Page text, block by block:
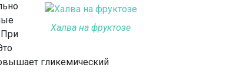
Халва на фруктозе
При
гликемический